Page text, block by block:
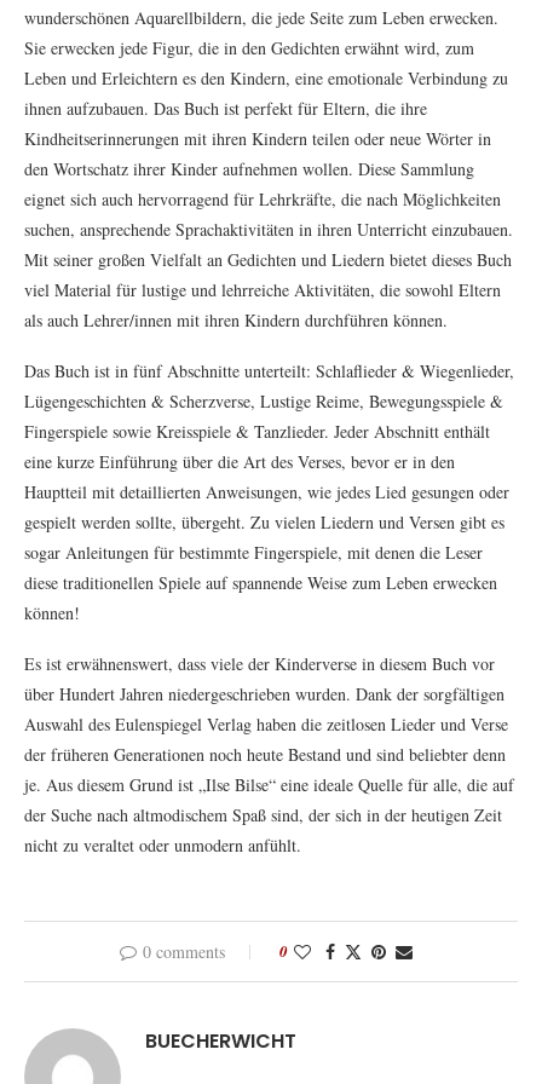
wunderschönen Aquarellbildern, die jede Seite zum Leben erwecken.
Sie erwecken jede Figur, die in den Gedichten erwähnt wird, zum
Leben und Erleichtern es den Kindern, eine emotionale Verbindung zu
ihnen aufzubauen. Das Buch ist perfekt für Eltern, die ihre
Kindheitserinnerungen mit ihren Kindern teilen oder neue Wörter in
den Wortschatz ihrer Kinder aufnehmen wollen. Diese Sammlung
eignet sich auch hervorragend für Lehrkräfte, die nach Möglichkeiten
suchen, ansprechende Sprachaktivitäten in ihren Unterricht einzubauen.
Mit seiner großen Vielfalt an Gedichten und Liedern bietet dieses Buch
viel Material für lustige und lehrreiche Aktivitäten, die sowohl Eltern
als auch Lehrer/innen mit ihren Kindern durchführen können.
Das Buch ist in fünf Abschnitte unterteilt: Schlaflieder & Wiegenlieder,
Lügengeschichten & Scherzverse, Lustige Reime, Bewegungsspiele &
Fingerspiele sowie Kreisspiele & Tanzlieder. Jeder Abschnitt enthält
eine kurze Einführung über die Art des Verses, bevor er in den
Hauptteil mit detaillierten Anweisungen, wie jedes Lied gesungen oder
gespielt werden sollte, übergeht. Zu vielen Liedern und Versen gibt es
sogar Anleitungen für bestimmte Fingerspiele, mit denen die Leser
diese traditionellen Spiele auf spannende Weise zum Leben erwecken
können!
Es ist erwähnenswert, dass viele der Kinderverse in diesem Buch vor
über Hundert Jahren niedergeschrieben wurden. Dank der sorgfältigen
Auswahl des Eulenspiegel Verlag haben die zeitlosen Lieder und Verse
der früheren Generationen noch heute Bestand und sind beliebter denn
je. Aus diesem Grund ist „Ilse Bilse“ eine ideale Quelle für alle, die auf
der Suche nach altmodischem Spaß sind, der sich in der heutigen Zeit
nicht zu veraltet oder unmodern anfühlt.
0 comments 0
BUECHERWICHT